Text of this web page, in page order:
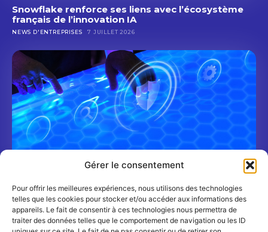
Gérer le consentement
Pour offrir les meilleures expériences, nous utilisons des technologies
telles que les cookies pour stocker et/ou accéder aux informations des
appareils. Le fait de consentir à ces technologies nous permettra de
traiter des données telles que le comportement de navigation ou les ID
Snowflake renforce ses liens avec l’écosystème
français de l’innovation IA
NEWS D'ENTREPRISES 7 JUILLET 2026
Shadow AI : un nouveau risque cyber pour les
banques et les assureurs
TRIBUNES 6 JUILLET 2026